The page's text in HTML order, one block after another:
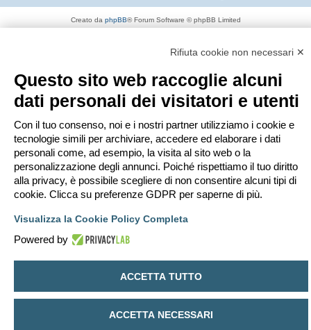
Creato da phpBB® Forum Software © phpBB Limited
Rifiuta cookie non necessari ✕
Questo sito web raccoglie alcuni
dati personali dei visitatori e utenti
Con il tuo consenso, noi e i nostri partner utilizziamo i cookie e
tecnologie simili per archiviare, accedere ed elaborare i dati
personali come, ad esempio, la visita al sito web o la
personalizzazione degli annunci. Poiché rispettiamo il tuo diritto
alla privacy, è possibile scegliere di non consentire alcuni tipi di
cookie. Clicca su preferenze GDPR per saperne di più.
Visualizza la Cookie Policy Completa
Powered by
ACCETTA TUTTO
ACCETTA NECESSARI